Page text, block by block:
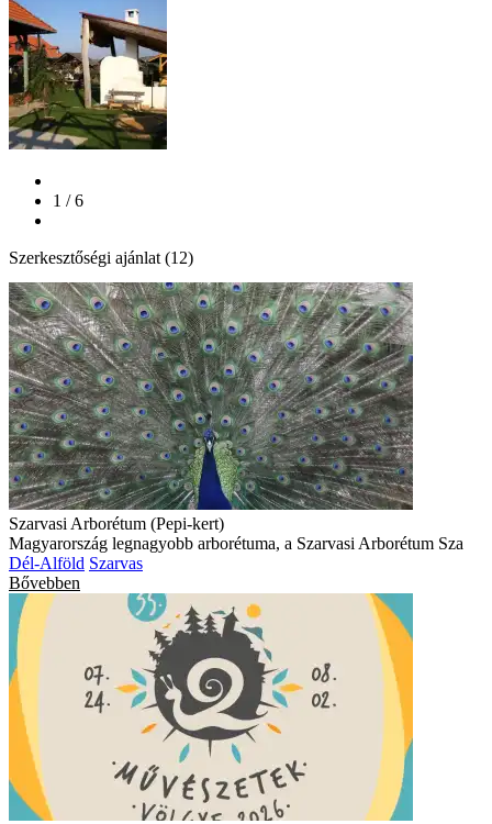
1 / 6
Szerkesztőségi ajánlat (12)
Szarvasi Arborétum (Pepi-kert)
Magyarország legnagyobb arborétuma, a Szarvasi Arborétum Sza
Dél-Alföld Szarvas
Bővebben